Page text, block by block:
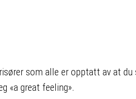
som alle er opptatt av at
«a great feeling».